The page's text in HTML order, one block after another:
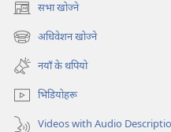
सभा खोज्ने
(ब्राउजरको
अर्को
ट्याबमा
नयाँ
पृष्ठ
खुल्नेछ)
अधिवेशन खोज्ने
(ब्राउजरको
अर्को
ट्याबमा
नयाँ
पृष्ठ
खुल्नेछ)
नयाँ के थपियो
भिडियोहरू
Videos with Audio